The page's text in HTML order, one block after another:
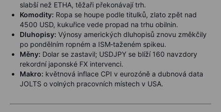
slabší než ETHA, těžaři překonávají trh.
Komodity: Ropa se houpe podle titulků, zlato zpět nad
4500 USD, kukuřice vede propad na trhu obilnin.
Dluhopisy: Výnosy amerických dluhopisů znovu změkčily
po pondělním ropném a ISM‑taženém spikeu.
Měny: Dolar se zastavil; USDJPY se blíží 160 navzdory
rekordní japonské FX intervenci.
Makro: květnová inflace CPI v eurozóně a dubnová data
JOLTS o volných pracovních místech v USA.